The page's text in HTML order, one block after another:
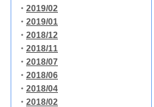
・ 2019/02
・ 2019/01
・ 2018/12
・ 2018/11
・ 2018/07
・ 2018/06
・ 2018/04
・ 2018/02